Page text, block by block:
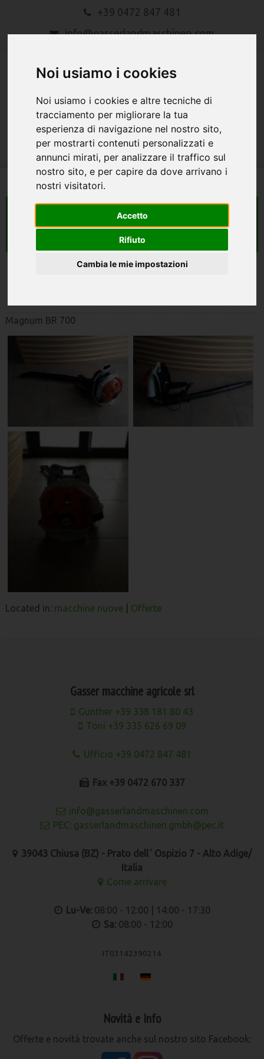
Noi usiamo i cookies
Noi usiamo i cookies e altre tecniche di
tracciamento per migliorare la tua
esperienza di navigazione nel nostro sito,
per mostrarti contenuti personalizzati e
annunci mirati, per analizzare il traffico sul
nostro sito, e per capire da dove arrivano i
nostri visitatori.
Accetto
Rifiuto
Cambia le mie impostazioni
+39 0472 847 481
info@gasserlandmaschinen.com
MENU
Magnum BR 700
Located in: macchine nuove Offerte
Gasser macchine agricole srl
Günther +39 338 181 80 43
Toni +39 335 626 69 09
Ufficio +39 0472 847 481
Fax +39 0472 670 337
info@gasserlandmaschinen.com
PEC: gasserlandmaschinen.gmbh@pec.it
39043 Chiusa (BZ) - Prato dell´ Ospizio 7 - Alto Adige/
Italia
Come arrivare
Lu-Ve:08:00 - 12:00 | 14:00 - 17:30
Sa:08:00 - 12:00
IT03142390214
Novità e Info
Offerte e novità trovate anche sul nostro sito Facebook: